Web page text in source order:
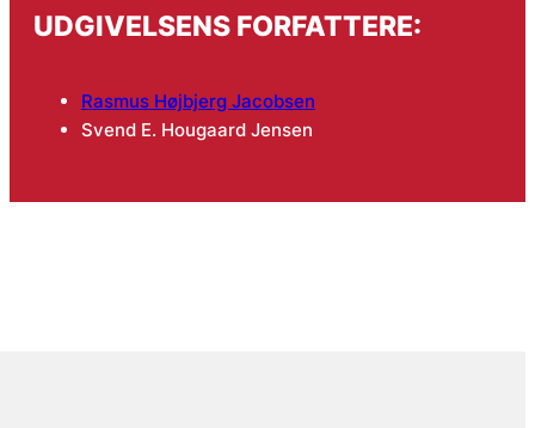
UDGIVELSENS FORFATTERE:
Rasmus Højbjerg Jacobsen
Svend E. Hougaard Jensen